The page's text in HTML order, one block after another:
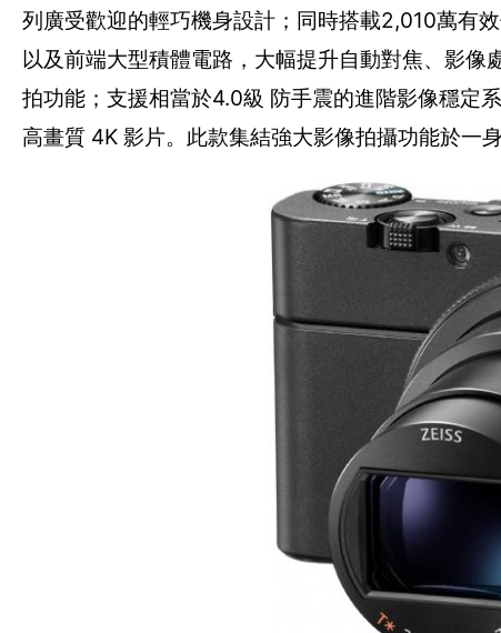
列廣受歡迎的輕巧機身設計；同時搭載2,010萬有
以及前端大型積體電路，大幅提升自動對焦、影
拍功能；支援相當於4.0級 防手震的進階影像穩定
高畫質 4K 影片。此款集結強大影像拍攝功能於一